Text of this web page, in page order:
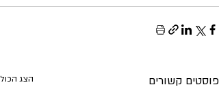
פוסטים קשורים הצג הכול